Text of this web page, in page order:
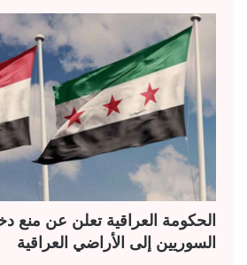
الحكومة العراقية تعلن عن منع
السوريين إلى الأراضي العراقية